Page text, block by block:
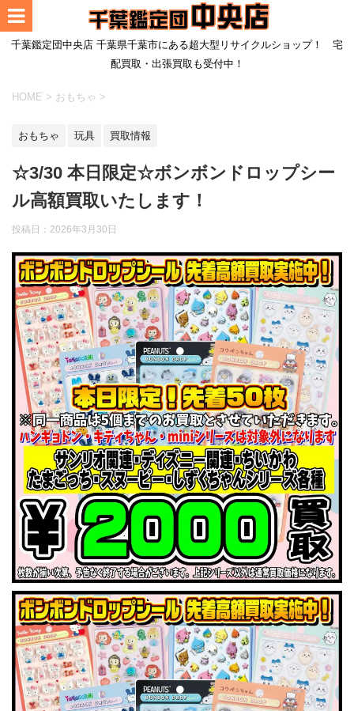
千葉鑑定団中央店 千葉県千葉市にある超大型リサイクルショップ！ 宅
配買取・出張買取も受付中！
HOME > おもちゃ >
おもちゃ 玩具 買取情報
☆3/30 本日限定☆ボンボンドロップシー
ル高額買取いたします！
投稿日： 2026年3月30日